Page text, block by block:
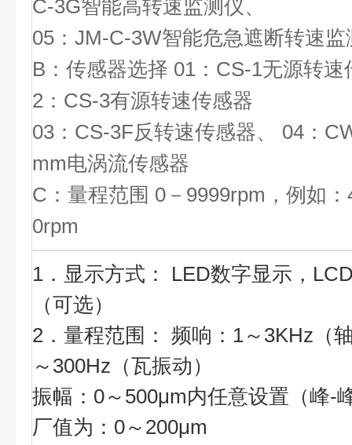
C-3G智能高转速监测仪、
05：JM-C-3W智能危急遮断转速监
B：传感器选择 01：CS-1无源转速
2：CS-3有源转速传感器
03：CS-3F反转速传感器、 04：
mm电涡流传感器
C：量程范围 0－9999rpm，例如
0rpm
1．显示方式： LED数字显示，
（可选）
2．量程范围： 频响：1～3KHz（
～300Hz（瓦振动）
振幅：0～500μm内任意设置（峰-
厂值为：0～200μm